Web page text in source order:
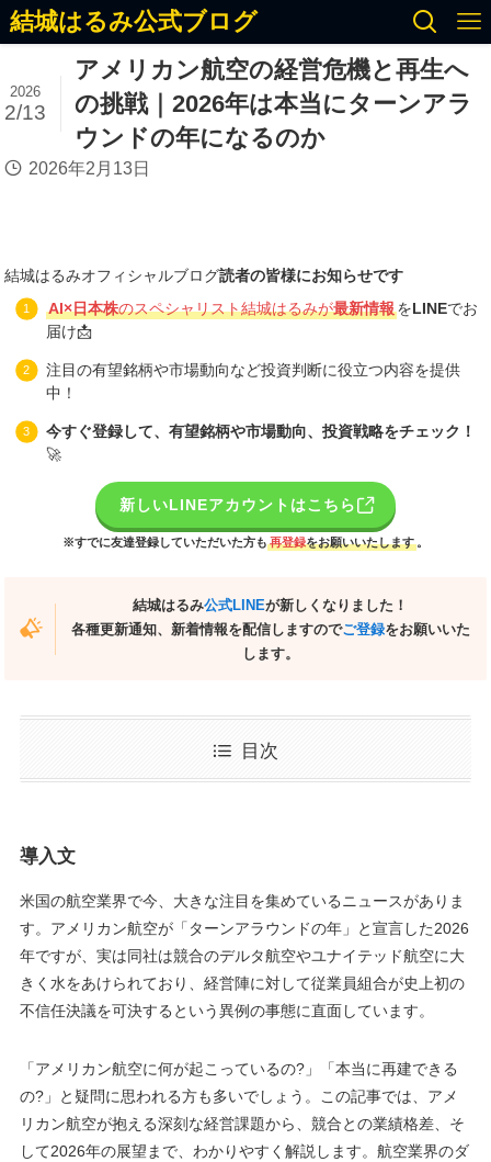
結城はるみ公式ブログ
アメリカン航空の経営危機と再生へ
の挑戦｜2026年は本当にターンアラ
ウンドの年になるのか
2026
2/13
2026年2月13日
結城はるみオフィシャルブログ読者の皆様にお知らせです
AI×日本株のスペシャリスト結城はるみが最新情報をLINEでお
届け📩
注目の有望銘柄や市場動向など投資判断に役立つ内容を提供
中！
今すぐ登録して、有望銘柄や市場動向、投資戦略をチェック！
🚀
新しいLINEアカウントはこちら
※すでに友達登録していただいた方も 再登録をお願いいたします 。
結城はるみ公式LINEが新しくなりました！
各種更新通知、新着情報を配信しますのでご登録をお願いいた
します。
目次
導入文
米国の航空業界で今、大きな注目を集めているニュースがありま
す。アメリカン航空が「ターンアラウンドの年」と宣言した2026
年ですが、実は同社は競合のデルタ航空やユナイテッド航空に大
きく水をあけられており、経営陣に対して従業員組合が史上初の
不信任決議を可決するという異例の事態に直面しています。
「アメリカン航空に何が起こっているの?」「本当に再建できる
の?」と疑問に思われる方も多いでしょう。この記事では、アメ
リカン航空が抱える深刻な経営課題から、競合との業績格差、そ
して2026年の展望まで、わかりやすく解説します。航空業界のダ